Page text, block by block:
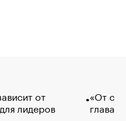
от
лидеров
«От
глава